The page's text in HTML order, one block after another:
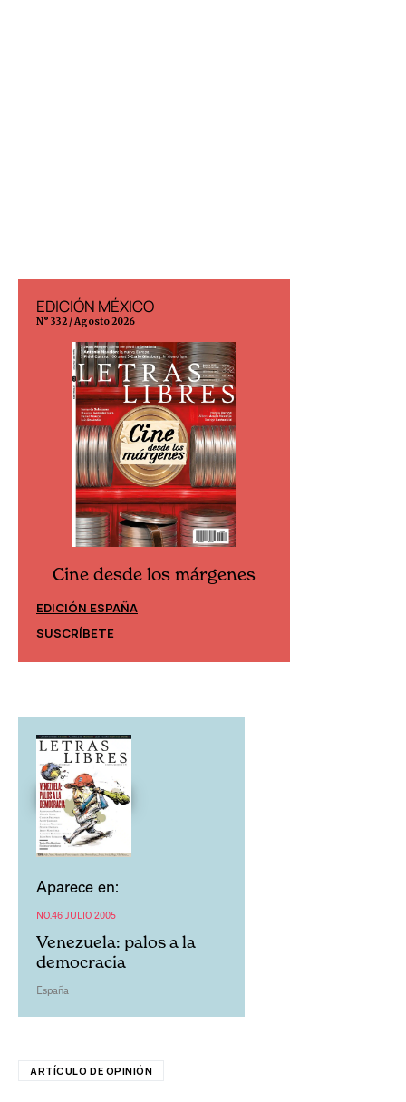
EDICIÓN MÉXICO
N° 332 / Agosto 2026
Cine desde los márgenes
EDICIÓN ESPAÑA
SUSCRÍBETE
Aparece en:
NO.46 JULIO 2005
Venezuela: palos a la
democracia
España
ARTÍCULO DE OPINIÓN